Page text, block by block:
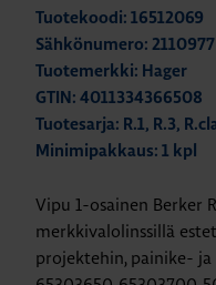
Tuotekoodi: 16512069
Sähkönumero: 2110977
Tuotemerkki: Hager
GTIN: 4011334366508
Tuotesarja: R.1, R.3,
Minimipakkaus: 1 kpl
Vipu 1-osainen Berker
merkkivalolinssillä
projektehin, painike-